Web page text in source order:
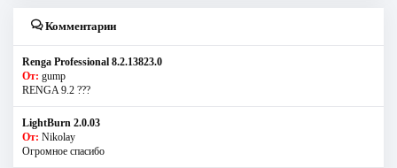
Комментарии
Renga Professional 8.2.13823.0
От: gump
RENGA 9.2 ???
LightBurn 2.0.03
От: Nikolay
Огромное спасибо